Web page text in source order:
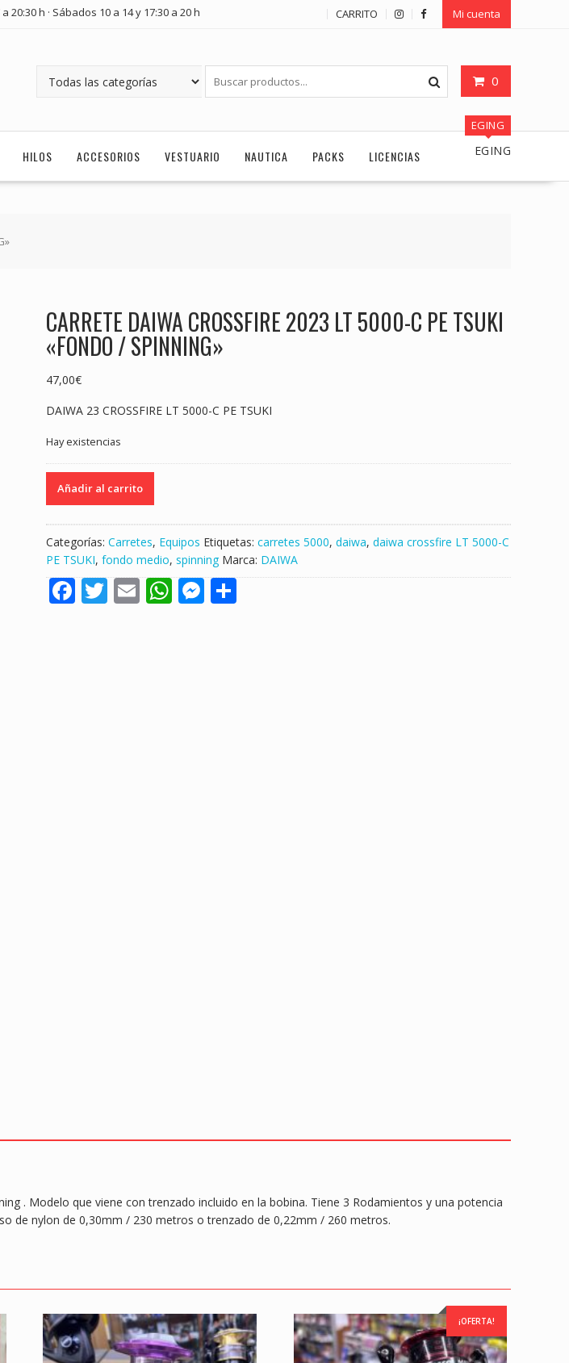
20:30 h · Sábados 10 a 14 y 17:30 a 20 h CARRITO Mi cuenta
0
HILOS ACCESORIOS VESTUARIO NAUTICA PACKS LICENCIAS
EGING
EGING
CARRETE DAIWA CROSSFIRE 2023 LT 5000-C PE TSUKI
«FONDO / SPINNING»
47,00€
DAIWA 23 CROSSFIRE LT 5000-C PE TSUKI
Hay existencias
DAIWA
LT
5000-
PE
Añadir al carrito
Categorías: Carretes, Equipos Etiquetas: carretes 5000, daiwa, daiwa crossfire LT 5000-C
PE TSUKI, fondo medio, spinning Marca: DAIWA
F T E W M
. Modelo que viene con trenzado incluido en la bobina. Tiene 3 Rodamientos y una potencia
de nylon de 0,30mm / 230 metros o trenzado de 0,22mm / 260 metros.
¡OFERTA!